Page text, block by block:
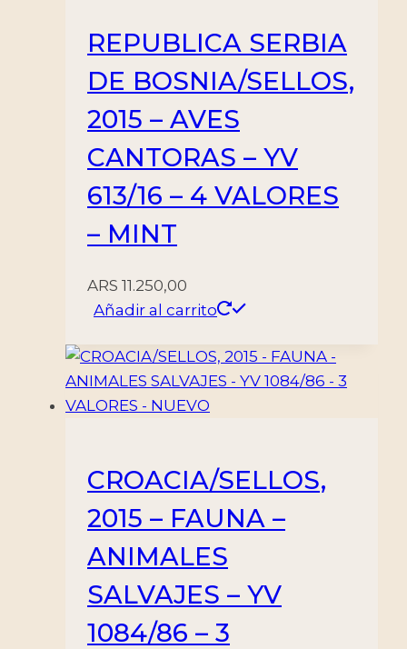
REPUBLICA SERBIA
DE BOSNIA/SELLOS,
2015 – AVES
CANTORAS – YV
613/16 – 4 VALORES
– MINT
ARS 11.250,00
Añadir al carrito
CROACIA/SELLOS,
2015 – FAUNA –
ANIMALES
SALVAJES – YV
1084/86 – 3